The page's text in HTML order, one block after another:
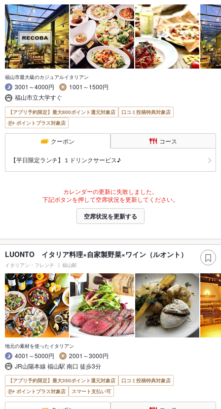
福山市最大級のカジュアルイタリアン
3001～4000円
1001～1500円
福山市立大学すぐ
【アプリ予約限定】最大800ポイント還元対象店
口コミ投稿特典対象店
ポイントプラス対象店
クーポン コース
【平日限定ランチ】１ドリンクサービス♪
カレンダーの更新に失敗しました。
下記ボタンを押して空席状況を更新してください。
空席状況を更新する
LUONTO イタリア料理×自家製野菜×ワイン（ルオント）
イタリアン・フレンチ 福山駅
地元の素材を使ったイタリアン
4001～5000円
2001～3000円
JR山陽本線 福山駅 南口 徒歩3分
【アプリ予約限定】最大350ポイント還元対象店
口コミ投稿特典対象店
ポイントプラス対象店
スマート支払い可